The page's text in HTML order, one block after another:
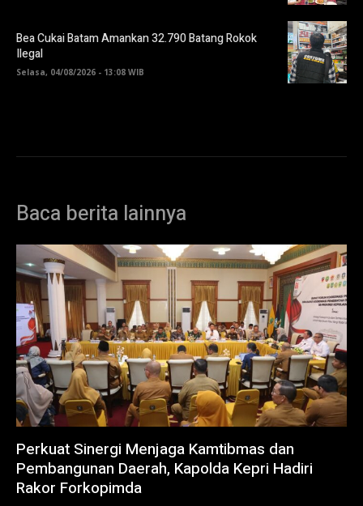
Bea Cukai Batam Amankan 32.790 Batang Rokok
Ilegal
Selasa, 04/08/2026 - 13:08 WIB
Baca berita lainnya
Perkuat Sinergi Menjaga Kamtibmas dan
Pembangunan Daerah, Kapolda Kepri Hadiri
Rakor Forkopimda